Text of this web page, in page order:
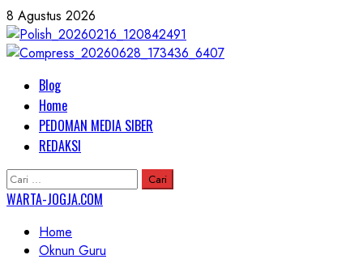
Skip
to
content
8 Agustus 2026
Primary
Menu
Blog
Home
PEDOMAN MEDIA SIBER
REDAKSI
Cari
untuk:
WARTA-JOGJA.COM
Home
Oknun Guru